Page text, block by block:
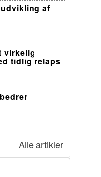
af
virkelig
tidlig relaps
Alle artikler